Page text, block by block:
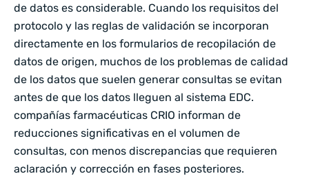
de datos es considerable. Cuando los requisitos del
protocolo y las reglas de validación se incorporan
directamente en los formularios de recopilación de
datos de origen, muchos de los problemas de calidad
de los datos que suelen generar consultas se evitan
antes de que los datos lleguen al sistema EDC.
compañías farmacéuticas CRIO informan de
reducciones significativas en el volumen de
consultas, con menos discrepancias que requieren
aclaración y corrección en fases posteriores.